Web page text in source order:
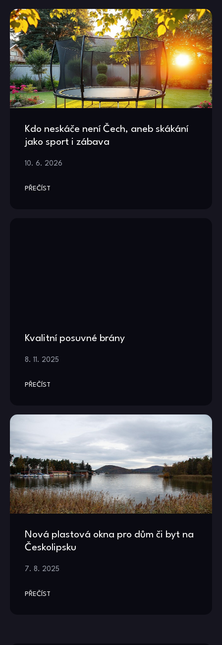
Kdo neskáče není Čech, aneb skákání
jako sport i zábava
10. 6. 2026
PŘEČÍST
Kvalitní posuvné brány
8. 11. 2025
PŘEČÍST
Nová plastová okna pro dům či byt na
Českolipsku
7. 8. 2025
PŘEČÍST